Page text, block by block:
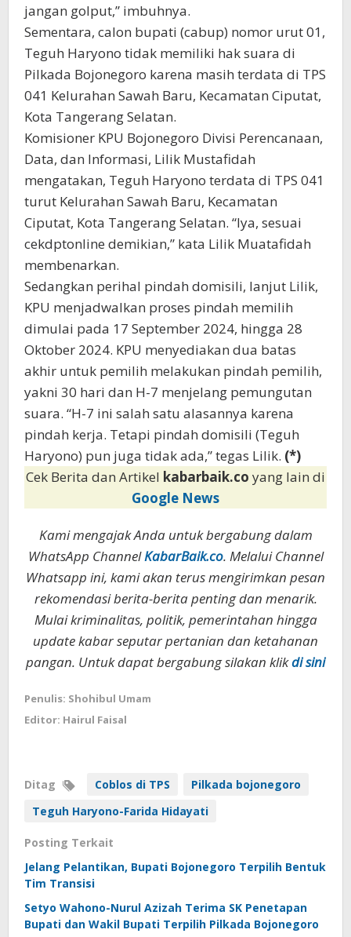
jangan golput,” imbuhnya.
Sementara, calon bupati (cabup) nomor urut 01,
Teguh Haryono tidak memiliki hak suara di
Pilkada Bojonegoro karena masih terdata di TPS
041 Kelurahan Sawah Baru, Kecamatan Ciputat,
Kota Tangerang Selatan.
Komisioner KPU Bojonegoro Divisi Perencanaan,
Data, dan Informasi, Lilik Mustafidah
mengatakan, Teguh Haryono terdata di TPS 041
turut Kelurahan Sawah Baru, Kecamatan
Ciputat, Kota Tangerang Selatan. “Iya, sesuai
cekdptonline demikian,” kata Lilik Muatafidah
membenarkan.
Sedangkan perihal pindah domisili, lanjut Lilik,
KPU menjadwalkan proses pindah memilih
dimulai pada 17 September 2024, hingga 28
Oktober 2024. KPU menyediakan dua batas
akhir untuk pemilih melakukan pindah pemilih,
yakni 30 hari dan H-7 menjelang pemungutan
suara. “H-7 ini salah satu alasannya karena
pindah kerja. Tetapi pindah domisili (Teguh
Haryono) pun juga tidak ada,” tegas Lilik. (*)
Cek Berita dan Artikel kabarbaik.co yang lain di
Google News
Kami mengajak Anda untuk bergabung dalam
WhatsApp ChannelKabarBaik.co. Melalui Channel
Whatsapp ini, kami akan terus mengirimkan pesan
rekomendasi berita-berita penting dan menarik.
Mulai kriminalitas, politik, pemerintahan hingga
update kabar seputar pertanian dan ketahanan
pangan. Untuk dapat bergabung silakan klikdi sini
Penulis: Shohibul Umam
Editor: Hairul Faisal
Ditag Coblos di TPS
Pilkada bojonegoro
Teguh Haryono-Farida Hidayati
Posting Terkait
Jelang Pelantikan, Bupati Bojonegoro Terpilih Bentuk
Tim Transisi
Setyo Wahono-Nurul Azizah Terima SK Penetapan
Bupati dan Wakil Bupati Terpilih Pilkada Bojonegoro